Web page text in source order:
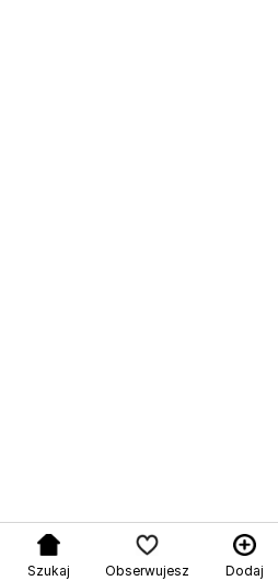
Szukaj Obserwujesz Dodaj